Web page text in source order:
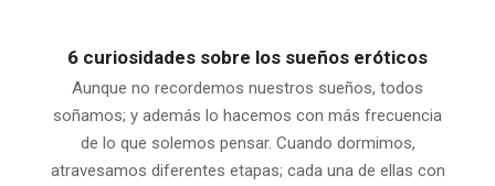
6 curiosidades sobre los sueños eróticos
Aunque no recordemos nuestros sueños, todos
soñamos; y además lo hacemos con más frecuencia
de lo que solemos pensar. Cuando dormimos,
atravesamos diferentes etapas; cada una de ellas con